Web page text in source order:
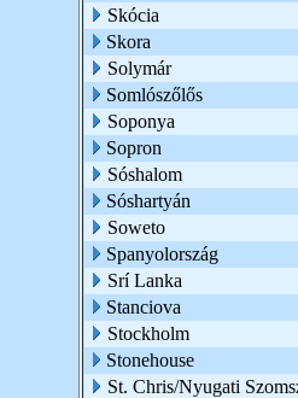
Skócia
Skora
Solymár
Somlószőlős
Soponya
Sopron
Sóshalom
Sóshartyán
Soweto
Spanyolország
Srí Lanka
Stanciova
Stockholm
Stonehouse
St. Chris/Nyugati